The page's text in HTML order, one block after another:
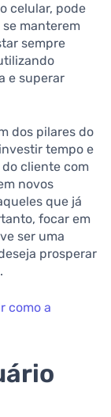
celular, pode
manterem
sempre
e superar
dos pilares do
tempo e
cliente com
novos
que já
focar em
ser uma
prosperar
como a